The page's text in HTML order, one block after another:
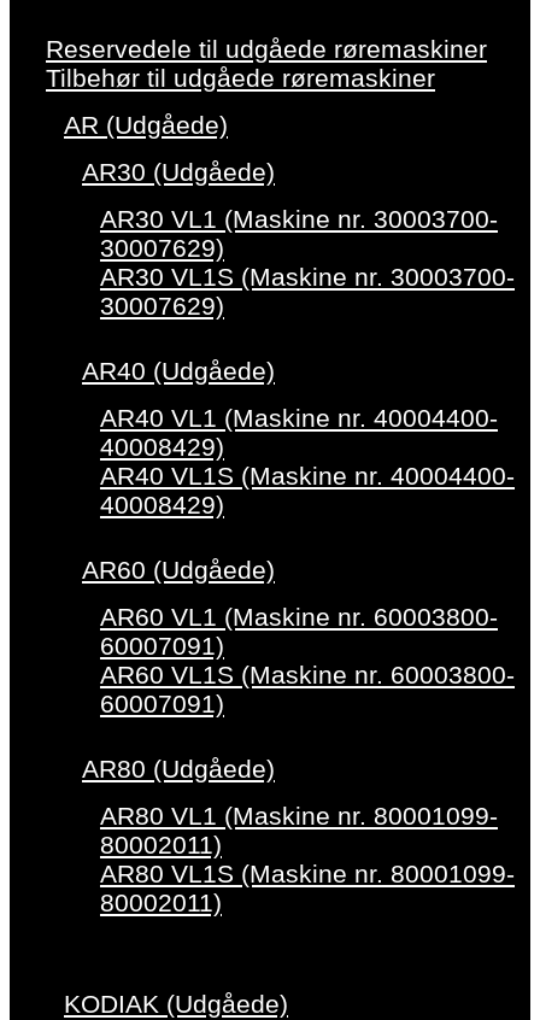
Reservedele til udgåede røremaskiner
Tilbehør til udgåede røremaskiner
AR (Udgåede)
AR30 (Udgåede)
AR30 VL1 (Maskine nr. 30003700-
30007629)
AR30 VL1S (Maskine nr. 30003700-
30007629)
AR40 (Udgåede)
AR40 VL1 (Maskine nr. 40004400-
40008429)
AR40 VL1S (Maskine nr. 40004400-
40008429)
AR60 (Udgåede)
AR60 VL1 (Maskine nr. 60003800-
60007091)
AR60 VL1S (Maskine nr. 60003800-
60007091)
AR80 (Udgåede)
AR80 VL1 (Maskine nr. 80001099-
80002011)
AR80 VL1S (Maskine nr. 80001099-
80002011)
KODIAK (Udgåede)